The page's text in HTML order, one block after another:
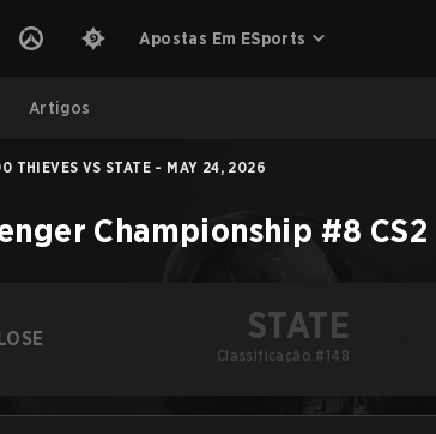
Apostas Em ESports
Artigos
THIEVES VS STATE - MAY 24, 2026
Championship #8 CS2
STATE
Classificação #148